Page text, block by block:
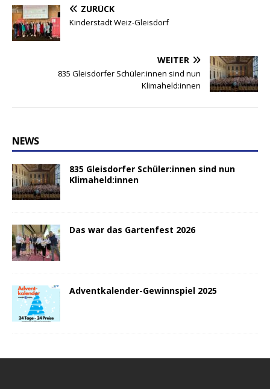
ZURÜCK
Kinderstadt Weiz-Gleisdorf
WEITER
835 Gleisdorfer Schüler:innen sind nun
Klimaheld:innen
NEWS
835 Gleisdorfer Schüler:innen sind nun
Klimaheld:innen
Das war das Gartenfest 2026
Adventkalender-Gewinnspiel 2025